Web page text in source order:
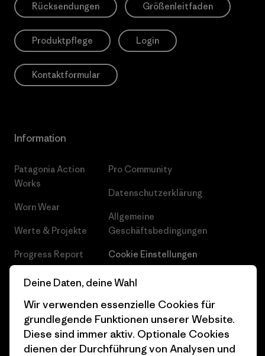
Rücksendungen Größenleitfaden
Produktpflege Login
Kontaktformular
Information
Patagonia Action
Works
Worn Wear
Werte & Projekte
Progress Report
Business Unusual
Klimaziele
1% For The Planet
Wie wir finanzieren
Pro Community
Datenschutzerklärung
Allgemeine
Geschäftsbedingungen
Cookie Einstellungen
Karriere
Pressekontakt
Industry program
Affiliate-Programm
Deine Daten, deine Wahl
Wir verwenden essenzielle Cookies für
grundlegende Funktionen unserer Website.
Diese sind immer aktiv. Optionale Cookies
dienen der Durchführung von Analysen und